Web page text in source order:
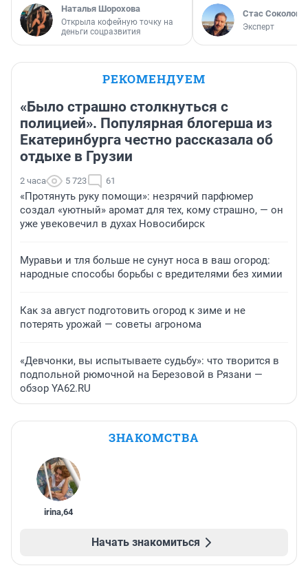
Наталья Шорохова
Открыла кофейную точку на
деньги соцразвития
Стас Соколов
Эксперт
РЕКОМЕНДУЕМ
«Было страшно столкнуться с
полицией». Популярная блогерша из
Екатеринбурга честно рассказала об
отдыхе в Грузии
2 часа 5 723 61
«Протянуть руку помощи»: незрячий парфюмер
создал «уютный» аромат для тех, кому страшно, — он
уже увековечил в духах Новосибирск
Муравьи и тля больше не сунут носа в ваш огород:
народные способы борьбы с вредителями без химии
Как за август подготовить огород к зиме и не
потерять урожай — советы агронома
«Девчонки, вы испытываете судьбу»: что творится в
подпольной рюмочной на Березовой в Рязани —
обзор YA62.RU
ЗНАКОМСТВА
irina,64
Начать знакомиться